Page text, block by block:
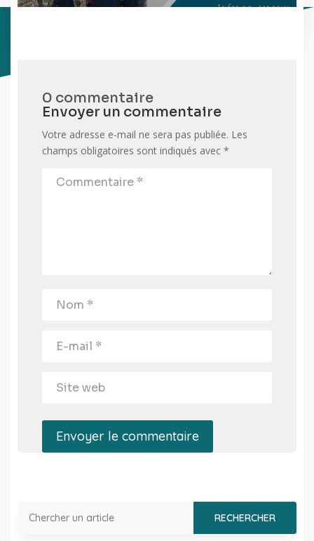
0 commentaire
Envoyer un commentaire
Votre adresse e-mail ne sera pas publiée. Les
champs obligatoires sont indiqués avec *
Envoyer le commentaire